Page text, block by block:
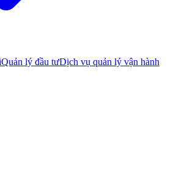
Quản lý đầu tưDịch vụ quản lý vận hành